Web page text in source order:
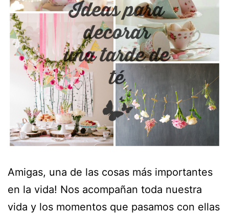
Amigas, una de las cosas más importantes
en la vida! Nos acompañan toda nuestra
vida y los momentos que pasamos con ellas